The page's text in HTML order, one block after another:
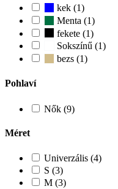
kek (1)
Menta (1)
fekete (1)
Sokszínű (1)
bezs (1)
Pohlaví
Nők (9)
Méret
Univerzális (4)
S (3)
M (3)